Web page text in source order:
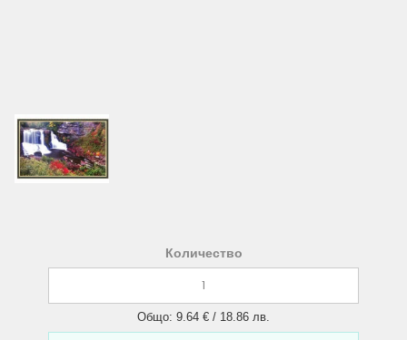
Количество
Общо: 9.64 € / 18.86 лв.